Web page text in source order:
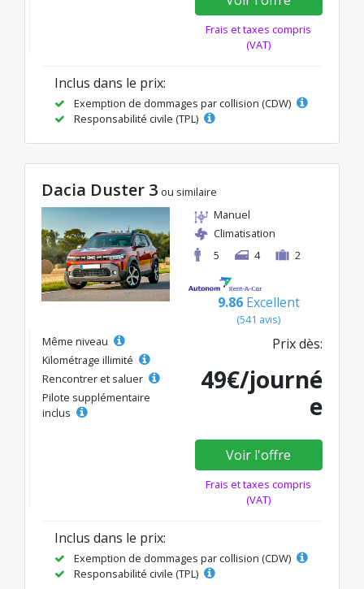
Frais et taxes compris
(VAT)
Inclus dans le prix:
Exemption de dommages par collision (CDW)
Responsabilité civile (TPL)
Dacia Duster 3 ou similaire
Manuel
Climatisation
5
4 2
9.86 Excellent
(541 avis)
Même niveau
Kilométrage illimité
Rencontrer et saluer
Pilote supplémentaire
inclus
Prix dès:
49€/journé
e
Voir l'offre
Frais et taxes compris
(VAT)
Inclus dans le prix:
Exemption de dommages par collision (CDW)
Responsabilité civile (TPL)